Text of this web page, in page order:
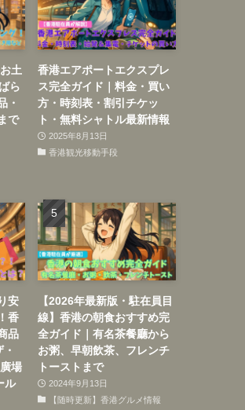
土
ら
・
で
香港エアポートエクスプレ
ス完全ガイド｜料金・買い
方・時刻表・割引チケッ
ト・無料シャトル最新情報
2025年8月13日
香港観光移動手段
安
香
品
場
ル
【2026年最新版・駐在員目
線】香港の朝食おすすめ完
全ガイド｜有名茶餐廳から
お粥、早朝飲茶、フレンチ
トーストまで
2024年9月13日
【随時更新】香港グルメ情報